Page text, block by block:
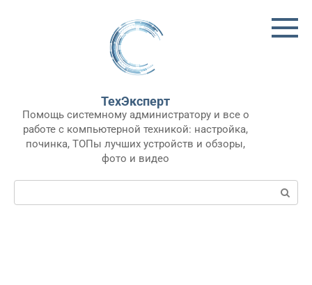
ТехЭксперт
Помощь системному администратору и все о
работе с компьютерной техникой: настройка,
починка, ТОПы лучших устройств и обзоры,
фото и видео
Поиск: